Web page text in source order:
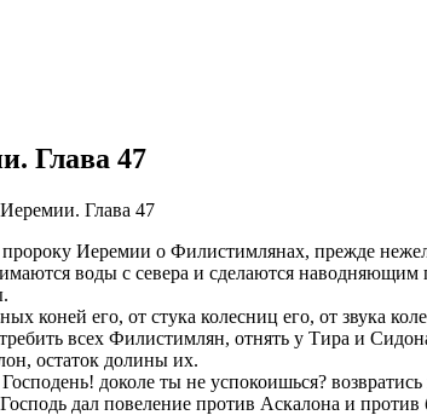
Глава 47
Глава 47
Иеремии о Филистимлянах, прежде
воды с севера и сделаются
коней его, от стука колесниц его, от звука
всех Филистимлян, отнять у Тира и
остаток долины их.
доколе ты не успокоишься?
дал повеление против Аскалона и